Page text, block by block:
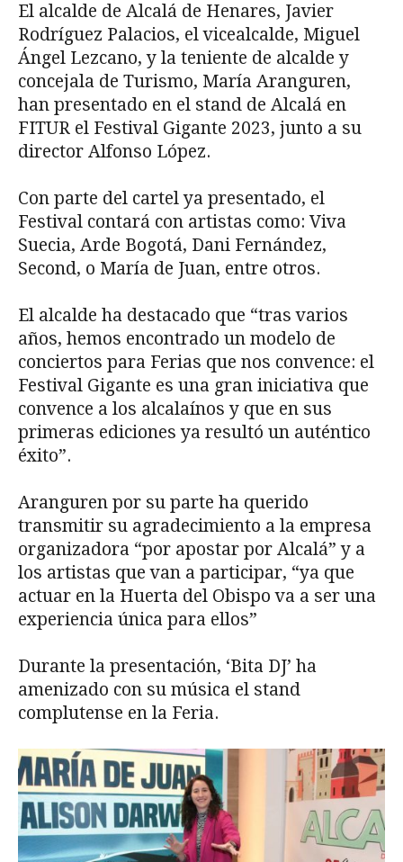
El alcalde de Alcalá de Henares, Javier
Rodríguez Palacios, el vicealcalde, Miguel
Ángel Lezcano, y la teniente de alcalde y
concejala de Turismo, María Aranguren,
han presentado en el stand de Alcalá en
FITUR el Festival Gigante 2023, junto a su
director Alfonso López.
Con parte del cartel ya presentado, el
Festival contará con artistas como: Viva
Suecia, Arde Bogotá, Dani Fernández,
Second, o María de Juan, entre otros.
El alcalde ha destacado que “tras varios
años, hemos encontrado un modelo de
conciertos para Ferias que nos convence: el
Festival Gigante es una gran iniciativa que
convence a los alcalaínos y que en sus
primeras ediciones ya resultó un auténtico
éxito”.
Aranguren por su parte ha querido
transmitir su agradecimiento a la empresa
organizadora “por apostar por Alcalá” y a
los artistas que van a participar, “ya que
actuar en la Huerta del Obispo va a ser una
experiencia única para ellos”
Durante la presentación, ‘Bita DJ’ ha
amenizado con su música el stand
complutense en la Feria.